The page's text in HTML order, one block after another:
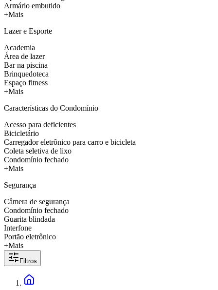
Armário embutido
+Mais
Lazer e Esporte
Academia
Área de lazer
Bar na piscina
Brinquedoteca
Espaço fitness
+Mais
Características do Condomínio
Acesso para deficientes
Bicicletário
Carregador eletrônico para carro e bicicleta
Coleta seletiva de lixo
Condomínio fechado
+Mais
Segurança
Câmera de segurança
Condomínio fechado
Guarita blindada
Interfone
Portão eletrônico
+Mais
Filtros